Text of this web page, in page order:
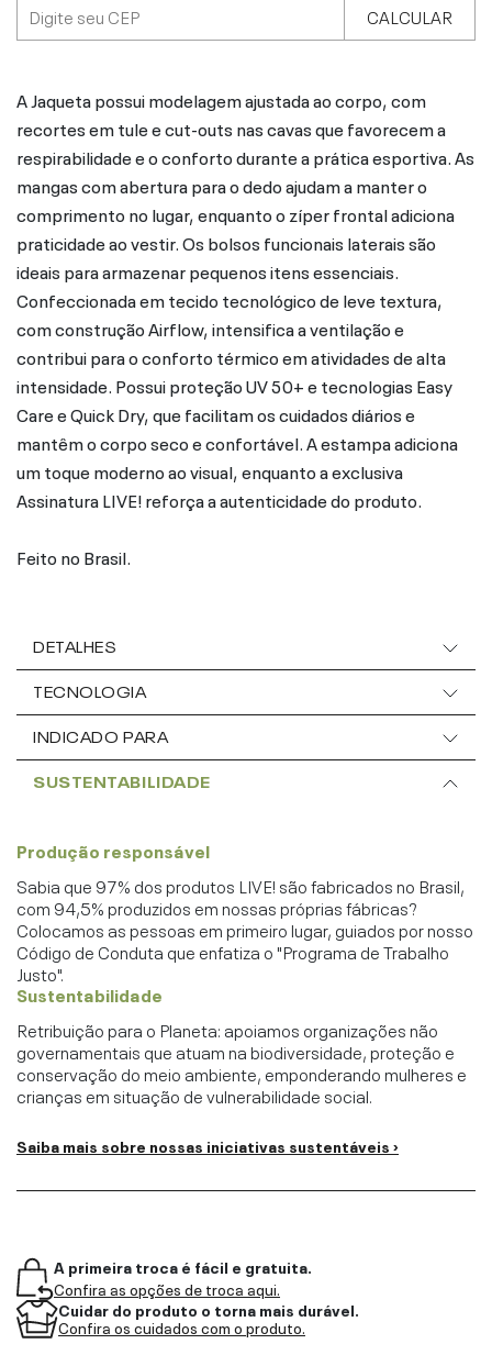
CALCULAR
A Jaqueta possui modelagem ajustada ao corpo, com
recortes em tule e cut-outs nas cavas que favorecem a
respirabilidade e o conforto durante a prática esportiva. As
mangas com abertura para o dedo ajudam a manter o
comprimento no lugar, enquanto o zíper frontal adiciona
praticidade ao vestir. Os bolsos funcionais laterais são
ideais para armazenar pequenos itens essenciais.
Confeccionada em tecido tecnológico de leve textura,
com construção Airflow, intensifica a ventilação e
contribui para o conforto térmico em atividades de alta
intensidade. Possui proteção UV 50+ e tecnologias Easy
Care e Quick Dry, que facilitam os cuidados diários e
mantêm o corpo seco e confortável. A estampa adiciona
um toque moderno ao visual, enquanto a exclusiva
Assinatura LIVE! reforça a autenticidade do produto.
Feito no Brasil.
DETALHES
TECNOLOGIA
INDICADO PARA
SUSTENTABILIDADE
Produção responsável
Sabia que 97% dos produtos LIVE! são fabricados no Brasil,
com 94,5% produzidos em nossas próprias fábricas?
Colocamos as pessoas em primeiro lugar, guiados por nosso
Código de Conduta que enfatiza o "Programa de Trabalho
Justo".
Sustentabilidade
Retribuição para o Planeta: apoiamos organizações não
governamentais que atuam na biodiversidade, proteção e
conservação do meio ambiente, emponderando mulheres e
crianças em situação de vulnerabilidade social.
Saiba mais sobre nossas iniciativas sustentáveis ›
A primeira troca é fácil e gratuita.
Confira as opções de troca aqui.
Cuidar do produto o torna mais durável.
Confira os cuidados com o produto.